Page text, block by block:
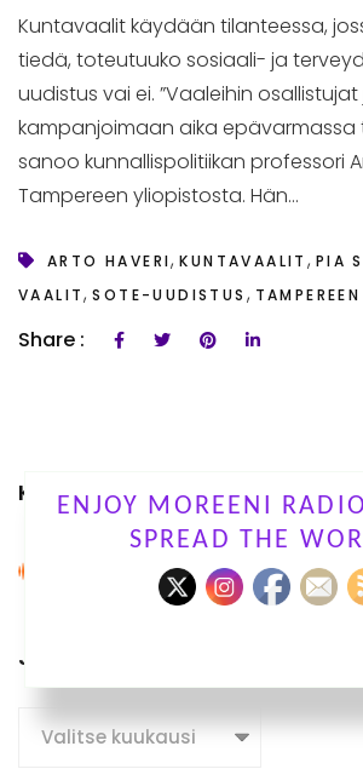
Kuntavaalit käydään tilanteessa,
tiedä, toteutuuko sosiaali- ja
uudistus vai ei. ”Vaaleihin
kampanjoimaan aika epävarmassa
sanoo kunnallispolitiikan professori
Tampereen yliopistosta. Hän...
ARTO HAVERI,KUNTAVAALIT , PIA
VAALIT,SOTE-UUDISTUS ,
Share :
KUUNTELE OHJELMIAMME
JUTTUARKISTO
Juttuarkisto
ENJOY MOREENI
SPREAD THE